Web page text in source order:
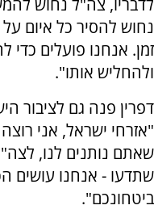
לדבריו, צה"ל נחוש
נחוש להסיר כל איום
זמן. אנחנו פועלים
ולהחליש אותו".
דפרין פנה גם לציבור
"אזרחי ישראל, אני
שאתם נותנים לנו,
שתדעו - אנחנו עושים
ביטחונכם".